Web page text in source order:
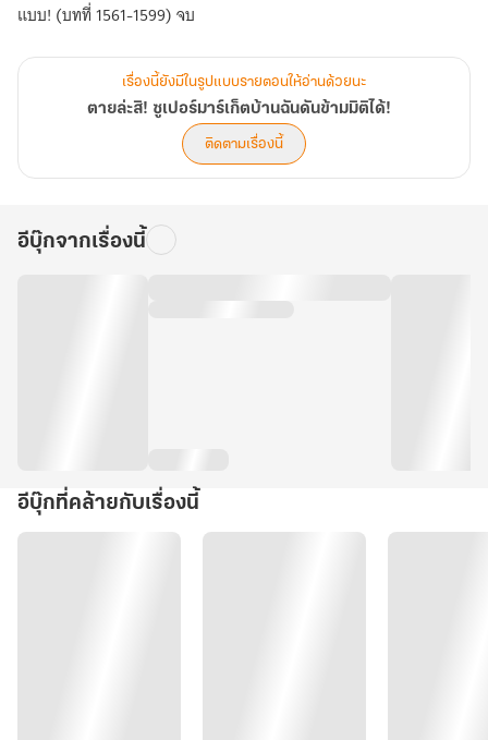
แบบ! (บทที่ 1561-1599) จบ
เรื่องนี้ยังมีในรูปแบบรายตอนให้อ่านด้วยนะ
ตายล่ะสิ! ซูเปอร์มาร์เก็ตบ้านฉันดันข้ามมิติได้!
ติดตามเรื่องนี้
อีบุ๊กจากเรื่องนี้
อีบุ๊กที่คล้ายกับเรื่องนี้